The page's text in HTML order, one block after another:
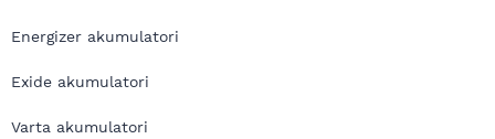
Energizer akumulatori
Exide akumulatori
Varta akumulatori